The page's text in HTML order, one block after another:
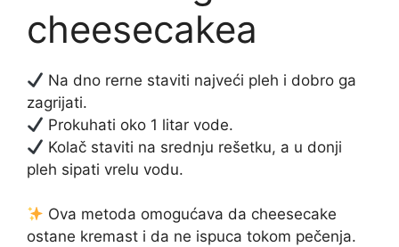
cheesecakea
Na dno rerne staviti najveći pleh i dobro ga
zagrijati.
Prokuhati oko 1 litar vode.
Kolač staviti na srednju rešetku, a u donji
pleh sipati vrelu vodu.
Ova metoda omogućava da cheesecake
ostane kremast i da ne ispuca tokom pečenja.